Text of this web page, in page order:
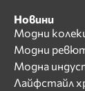
Новини
Модни
Модни
Модна
Лайфстайл